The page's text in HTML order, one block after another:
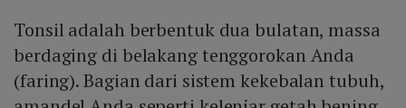
Tonsil adalah berbentuk dua bulatan, massa
berdaging di belakang tenggorokan Anda
(faring). Bagian dari sistem kekebalan tubuh,